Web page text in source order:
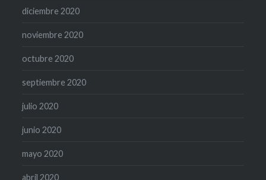
diciembre 2020
noviembre 2020
octubre 2020
septiembre 2020
julio 2020
junio 2020
mayo 2020
abril 2020